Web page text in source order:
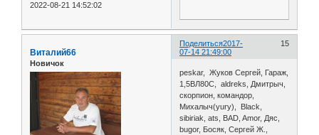
2022-08-21 14:52:02
Поделиться 15
2017-
07-14 21:49:00
Виталий66
Новичок
peskar, Жуков Сергей, Гараж,
1,5ВЛ80С, aldreks, Дмитрыч,
скорпион, командор,
Михалыч(yury), Black,
sibiriak, ats, BAD, Amor, Дяс,
bugor, Босяк, Сергей Ж.,